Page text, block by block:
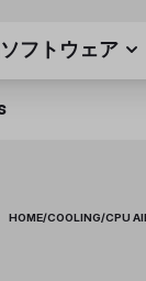
フトウェア
HOME/COOLING/CPU